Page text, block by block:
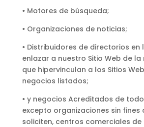
• Motores de búsqueda;
• Organizaciones de noticias;
• Distribuidores de directorios en
enlazar a nuestro Sitio Web de
que hipervinculan a los Sitios
negocios listados;
• y negocios Acreditados de
excepto organizaciones sin fines
soliciten, centros comerciales de